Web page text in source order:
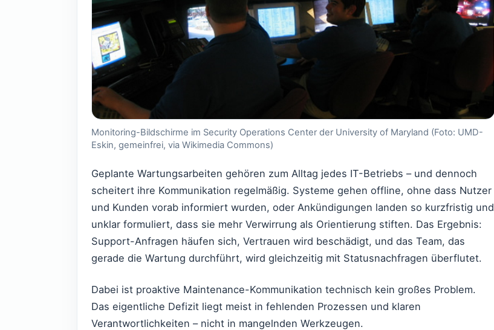
Monitoring-Bildschirme im Security Operations Center der University of Maryland (Foto: UMD-
Eskin, gemeinfrei, via Wikimedia Commons)
Geplante Wartungsarbeiten gehören zum Alltag jedes IT-Betriebs – und dennoch
scheitert ihre Kommunikation regelmäßig. Systeme gehen offline, ohne dass Nutzer
und Kunden vorab informiert wurden, oder Ankündigungen landen so kurzfristig und
unklar formuliert, dass sie mehr Verwirrung als Orientierung stiften. Das Ergebnis:
Support-Anfragen häufen sich, Vertrauen wird beschädigt, und das Team, das
gerade die Wartung durchführt, wird gleichzeitig mit Statusnachfragen überflutet.
Dabei ist proaktive Maintenance-Kommunikation technisch kein großes Problem.
Das eigentliche Defizit liegt meist in fehlenden Prozessen und klaren
Verantwortlichkeiten – nicht in mangelnden Werkzeugen.